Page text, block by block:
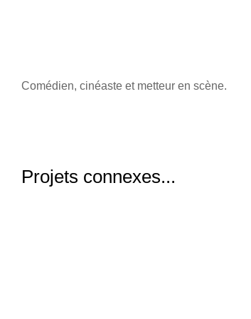
Comédien, cinéaste et metteur en scène.
Projets connexes...